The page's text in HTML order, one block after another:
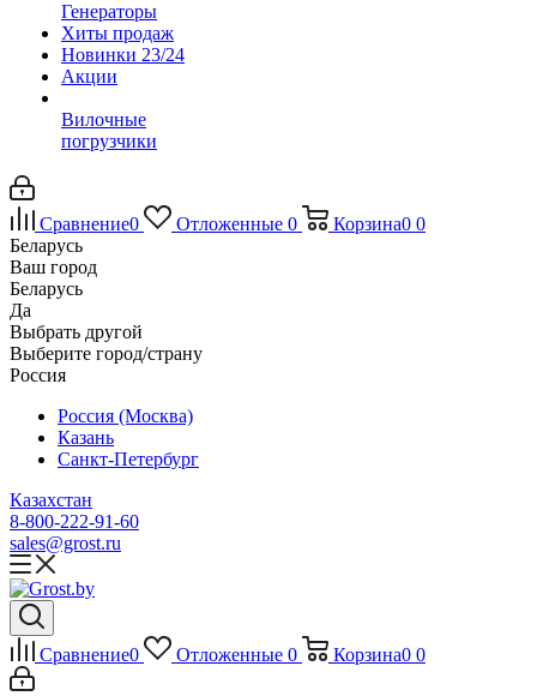
Генераторы
Хиты продаж
Новинки 23/24
Акции
Вилочные
погрузчики
Сравнение0 Отложенные 0 Корзина0 0
Беларусь
Ваш город
Беларусь
Да
Выбрать другой
Выберите город/страну
Россия
Россия (Москва)
Казань
Санкт-Петербург
Казахстан
8-800-222-91-60
sales@grost.ru
Сравнение0 Отложенные 0 Корзина0 0